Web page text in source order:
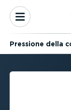
Pressione della